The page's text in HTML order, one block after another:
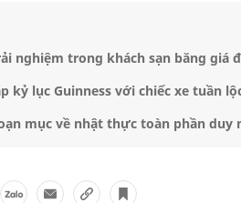
nghiệm trong khách sạn băng giá
kỷ lục Guinness với chiếc xe tuần
mục về nhật thực toàn phần duy